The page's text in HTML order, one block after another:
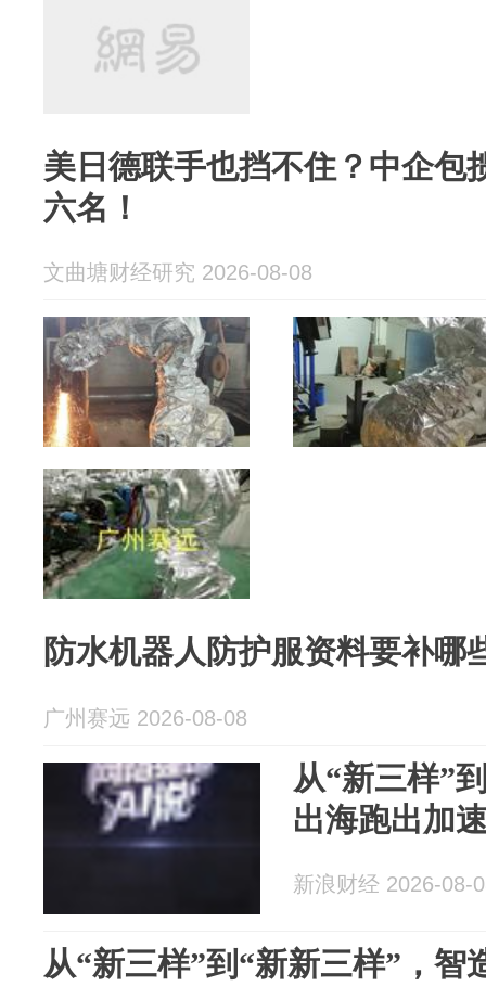
美日德联手也挡不住？中企包
六名！
文曲塘财经研究 2026-08-08
防水机器人防护服资料要补哪
广州赛远 2026-08-08
从“新三样”
出海跑出加
新浪财经 2026-08-
从“新三样”到“新新三样”，智